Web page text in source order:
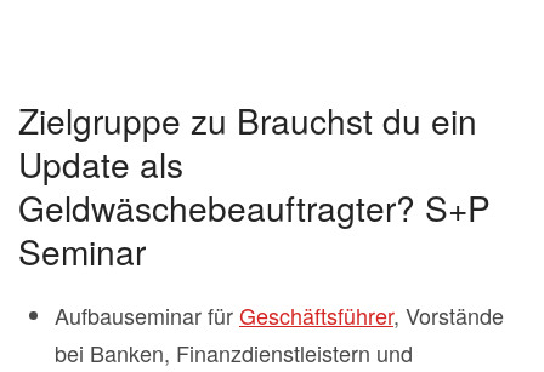
Zielgruppe zu Brauchst du ein
Update als
Geldwäschebeauftragter? S+P
Seminar
Aufbauseminar fürGeschäftsführer, Vorstände
bei Banken, Finanzdienstleistern und